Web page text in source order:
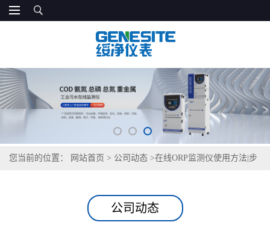
您当前的位置： 网站首页 > 公司动态 >在线ORP监测仪使用方法|步
公司动态